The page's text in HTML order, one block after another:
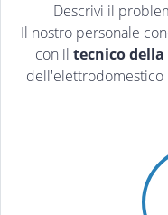
Descrivi il
Il nostro personale
con il tecnico
dell'elettrodomestico